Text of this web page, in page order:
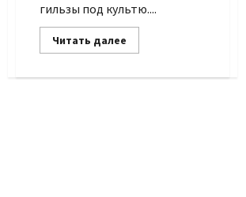
гильзы под культю....
Читать далее
больше
гильзы